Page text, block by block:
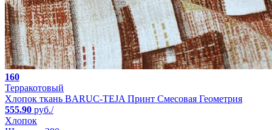
160
Терракотовый
Хлопок ткань BARUC-TEJA Принт Смесовая Геометрия
555.90 руб./
Хлопок